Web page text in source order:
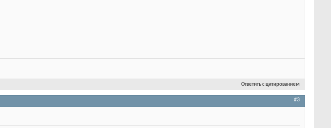
Ответить с цитированием
#3